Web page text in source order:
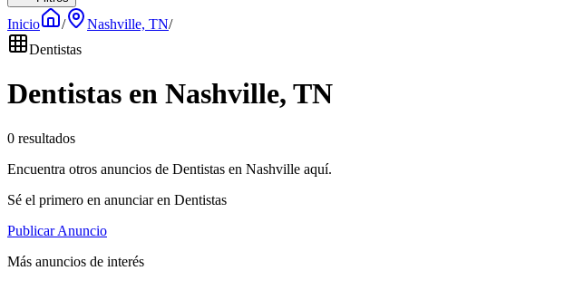
Inicio / Nashville, TN/
Dentistas
Dentistas en Nashville, TN
0 resultados
Encuentra otros anuncios de Dentistas en Nashville aquí.
Sé el primero en anunciar en Dentistas
Publicar Anuncio
Más anuncios de interés